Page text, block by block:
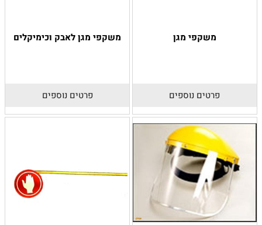
משקפי מגן
פרטים נוספים
משקפי מגן לאבק וכימיקלים
פרטים נוספים